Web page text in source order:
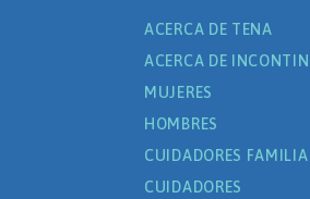
ACERCA DE TENA
ACERCA DE
MUJERES
HOMBRES
CUIDADORES
CUIDADORES